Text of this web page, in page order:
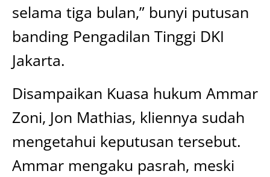
selama tiga bulan,” bunyi putusan
banding Pengadilan Tinggi DKI
Jakarta.
Disampaikan Kuasa hukum Ammar
Zoni, Jon Mathias, kliennya sudah
mengetahui keputusan tersebut.
Ammar mengaku pasrah, meski